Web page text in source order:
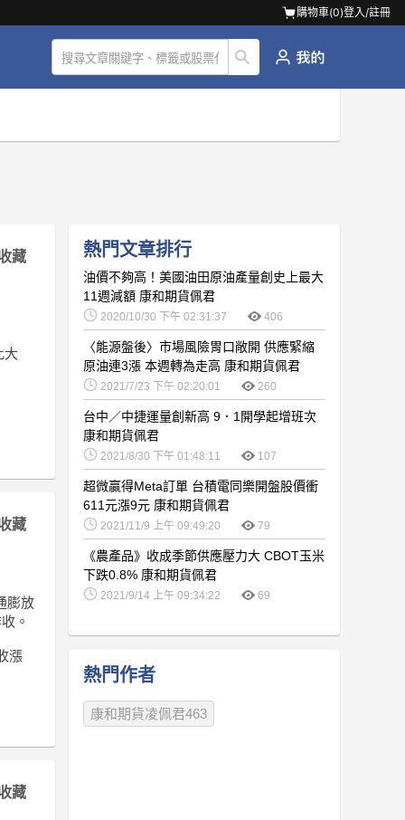
購物車(0)登入/註冊
藏
大
藏
膨放
。
漲
藏
熱門文章排行
油價不夠高！美國油田原油產量創史上最大
11週減額 康和期貨佩君
2020/10/30 下午 02:31:37 406
〈能源盤後〉市場風險胃口敞開 供應緊縮
原油連3漲 本週轉為走高 康和期貨佩君
2021/7/23 下午 02:20:01 260
台中／中捷運量創新高 9．1開學起增班次
康和期貨佩君
2021/8/30 下午 01:48:11 107
超微贏得Meta訂單 台積電同樂開盤股價衝
611元漲9元 康和期貨佩君
2021/11/9 上午 09:49:20 79
《農產品》收成季節供應壓力大 CBOT玉米
下跌0.8% 康和期貨佩君
2021/9/14 上午 09:34:22 69
熱門作者
康和期貨凌佩君463